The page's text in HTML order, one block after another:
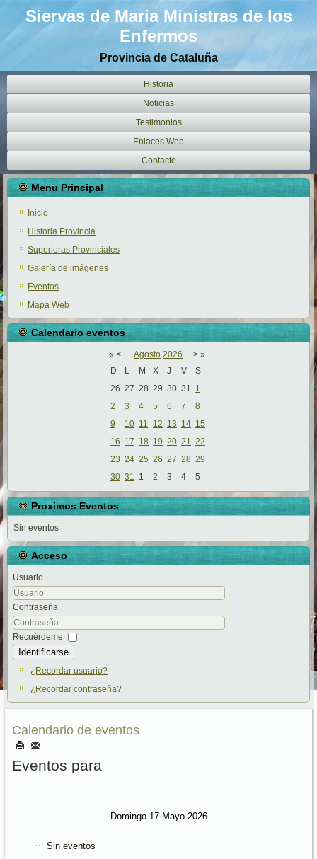
Siervas de Maria Ministras de los
Enfermos
Provincia de Cataluña
Historia
Noticias
Testimonios
Enlaces Web
Contacto
Menu Principal
Inicio
Historia Provincia
Superioras Provinciales
Galería de imágenes
Eventos
Mapa Web
Calendario eventos
« < Agosto 2026 > »
D
L M X J V
S
26 27 28 29 30 31 1
2
3 4 5 6 7
8
9
10 11 12 13 14 15
16 17 18 19 20 21 22
23 24 25 26 27 28 29
30 31 1 2 3 4 5
Proximos Eventos
Sin eventos
Acceso
Usuario
Contraseña
Recuérdeme
Identificarse
¿Recordar usuario?
¿Recordar contraseña?
Calendario de eventos
Eventos para
Domingo 17 Mayo 2026
Sin eventos